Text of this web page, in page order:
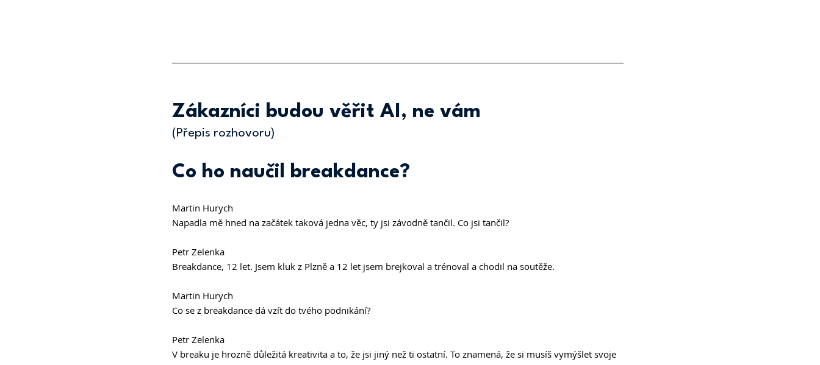
Zákazníci budou věřit AI, ne vám
(Přepis rozhovoru)
Co ho naučil breakdance?
Martin Hurych
Napadla mě hned na začátek taková jedna věc, ty jsi závodně tančil. Co jsi tančil?
Petr Zelenka
Breakdance, 12 let. Jsem kluk z Plzně a 12 let jsem brejkoval a trénoval a chodil na soutěže.
Martin Hurych
Co se z breakdance dá vzít do tvého podnikání?
Petr Zelenka
V breaku je hrozně důležitá kreativita a to, že jsi jiný než ti ostatní. To znamená, že si musíš vymýšlet svoje